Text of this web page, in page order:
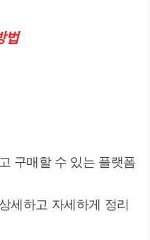
법
구매할 수 있는 플랫폼
세하고 자세하게 정리